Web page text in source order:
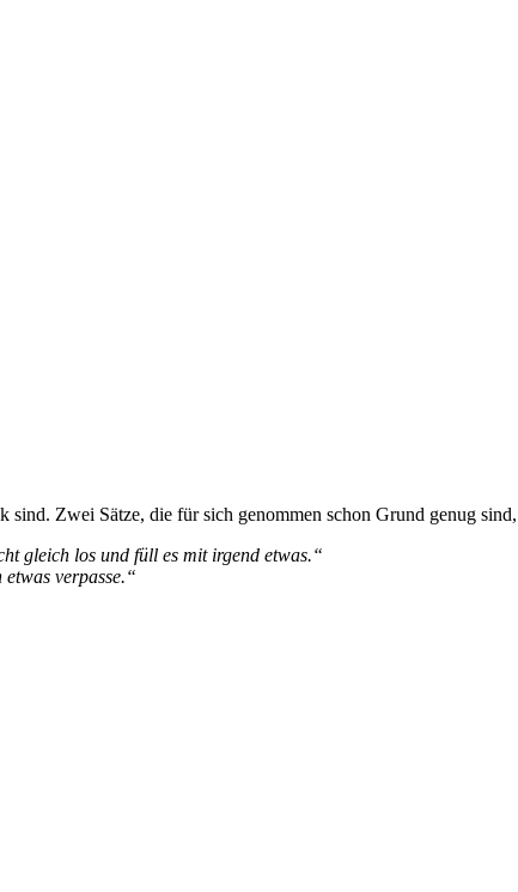
sind. Zwei Sätze, die für sich genommen schon Grund genug
gleich los und füll es mit irgend etwas.“
verpasse.“